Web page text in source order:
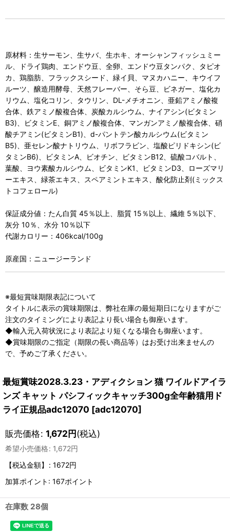
原材料：生サーモン、生サバ、生ホキ、オーシャンフィッシュミー
ル、ドライ鶏肉、エンドウ豆、全卵、エンドウ豆タンパク、タピオ
カ、鶏脂肪、フラックスシード、緑イ貝、マヌカハニー、キウイフ
ルーツ、醸造用酵母、天然フレーバー、そら豆、ビネガー、塩化カ
リウム、塩化コリン、タウリン、DL-メチオニン、亜鉛アミノ酸複
合体、鉄アミノ酸複合体、炭酸カルシウム、ナイアシン(ビタミン
B3)、ビタミンE、銅アミノ酸複合体、マンガンアミノ酸複合体、硝
酸チアミン(ビタミンB1)、d-パントテン酸カルシウム(ビタミン
B5)、亜セレン酸ナトリウム、リボフラビン、塩酸ピリドキシン(ビ
タミンB6)、ビタミンA、ビオチン、ビタミンB12、硫酸コバルト、
葉酸、ヨウ素酸カルシウム、ビタミンK1、ビタミンD3、ローズマリ
ーエキス、緑茶エキス、スペアミントエキス、酸化防止剤(ミックス
トコフェロール)
保証成分値：たん白質 45％以上、脂質 15％以上、繊維 5％以下、
灰分 10％、水分 10％以下
代謝カロリー：406kcal/100g
原産国：ニュージーランド
※最短賞味期限表記について
タイトルに表示の賞味期限は、弊社在庫の最短期日になりますがご
注文のタイミングにより表記より長い場合も御座います。
◆輸入元入荷状況により表記より短くなる場合も御座います。
◆賞味期限のご指定（期限の長い商品等）はお受け出来ませんの
で、予めご了承ください。
最短賞味2028.3.23・アディクション 猫 ワイルドアイラ
ンズ キャット パシフィックキャッチ300g全年齢猫用ド
ライ正規品adc12070 [adc12070]
販売価格: 1,672円(税込)
希望小売価格: 1,672円
【税込金額】
: 1672円
加算ポイント: 167ポイント
在庫数 28個